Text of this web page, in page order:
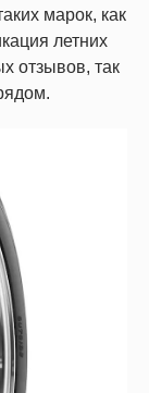
марок, как
летних
отзывов, так